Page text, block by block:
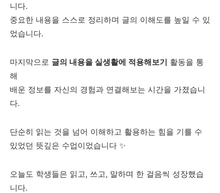
니다.
중요한 내용을 스스로 정리하며 글의 이해도를 높일 수 있
었습니다.
마지막으로 글의 내용을 실생활에 적용해보기 활동을 통
해
배운 정보를 자신의 경험과 연결해보는 시간을 가졌습니
다.
단순히 읽는 것을 넘어 이해하고 활용하는 힘을 기를 수
있었던 뜻깊은 수업이었습니다 ✨
오늘도 학생들은 읽고, 쓰고, 말하며 한 걸음씩 성장했습
니다.